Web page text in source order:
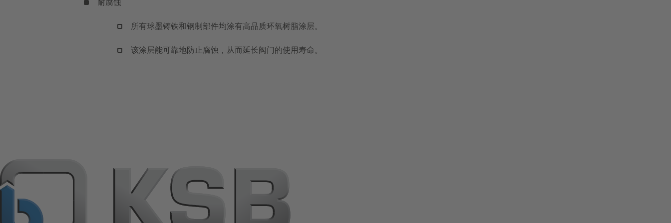
耐腐蚀
所有球墨铸铁和钢制部件均涂有高品质环氧树脂涂层。
该涂层能可靠地防止腐蚀，从而延长阀门的使用寿命。